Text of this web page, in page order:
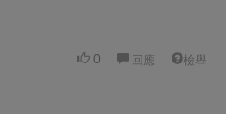
0 回應 檢舉